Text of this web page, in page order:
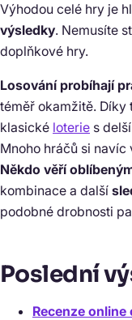
Výhodou celé hry je
výsledky. Nemusíte
doplňkové hry.
Losování probíhají
téměř okamžitě. Díky
klasické loterie s
Mnoho hráčů si
Někdo věří
kombinace a další
podobné drobnosti
Poslední
Recenze